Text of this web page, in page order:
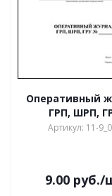
Оперативный
ГРП, ШРП,
Артикул: 11-
9.00руб./